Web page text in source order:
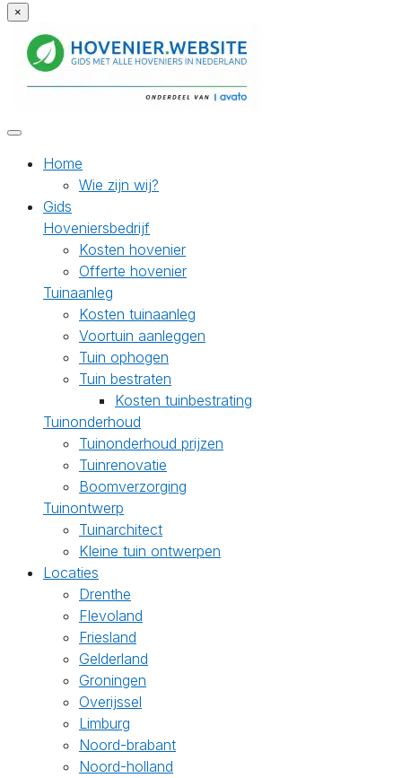
×
Home
Wie zijn wij?
Gids
Hoveniersbedrijf
Kosten hovenier
Offerte hovenier
Tuinaanleg
Kosten tuinaanleg
Voortuin aanleggen
Tuin ophogen
Tuin bestraten
Kosten tuinbestrating
Tuinonderhoud
Tuinonderhoud prijzen
Tuinrenovatie
Boomverzorging
Tuinontwerp
Tuinarchitect
Kleine tuin ontwerpen
Locaties
Drenthe
Flevoland
Friesland
Gelderland
Groningen
Overijssel
Limburg
Noord-brabant
Noord-holland